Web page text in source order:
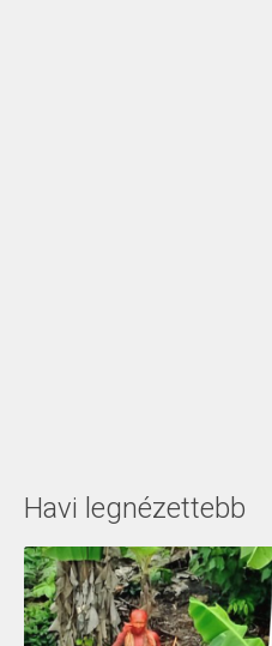
Havi legnézettebb